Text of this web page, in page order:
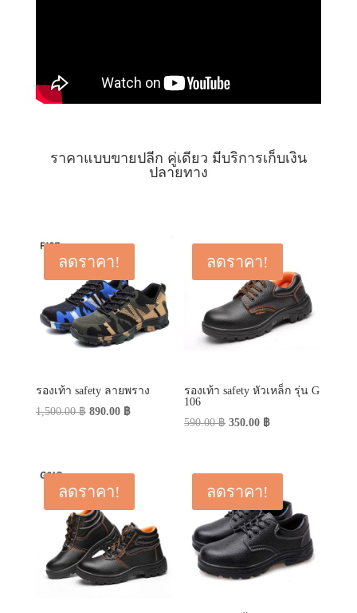
ราคาแบบขายปลีก คู่เดียว มีบริการเก็บเงิน
ปลายทาง
ลดราคา!
รองเท้า safety ลายพราง
1,500.00฿ Original
890.00 ฿Current
ลดราคา!
รองเท้า safety หัวเหล็ก รุ่น G
106
590.00฿ Original
590.00 ฿.
350.00 ฿Current
350.00 ฿.
ลดราคา! ลดราคา!